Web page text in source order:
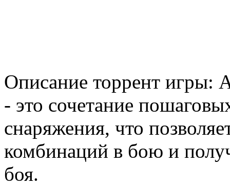
Описание торрент игры:
- это сочетание
снаряжения, что
комбинаций в бою и
боя.